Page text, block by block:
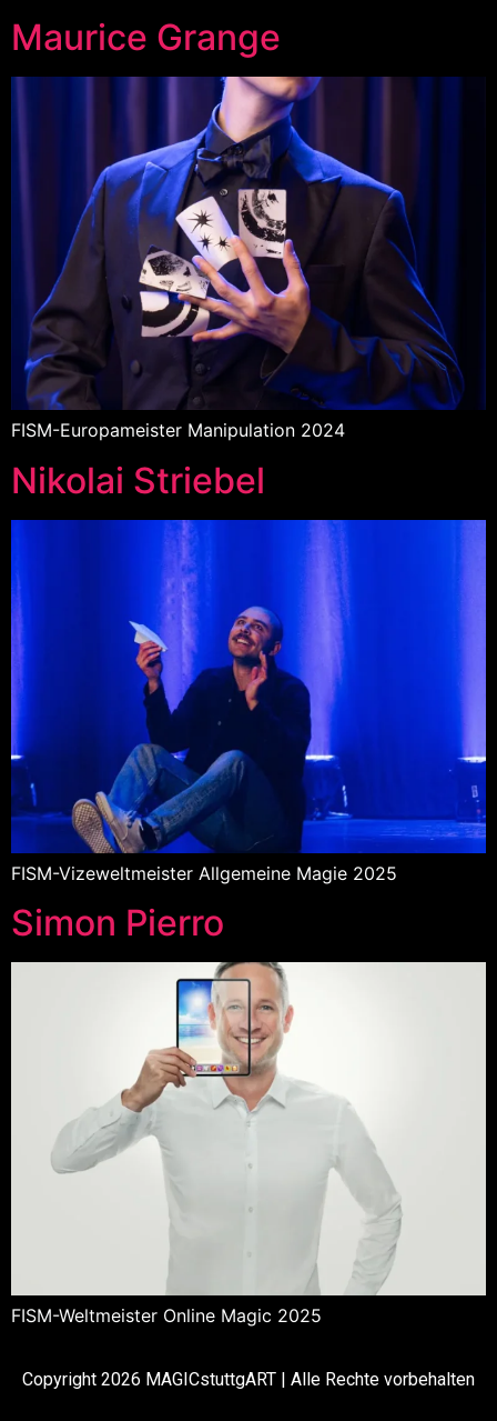
Maurice Grange
FISM-Europameister Manipulation 2024
Nikolai Striebel
FISM-Vizeweltmeister Allgemeine Magie 2025
Simon Pierro
FISM-Weltmeister Online Magic 2025
Copyright 2026 MAGICstuttgART | Alle Rechte vorbehalten